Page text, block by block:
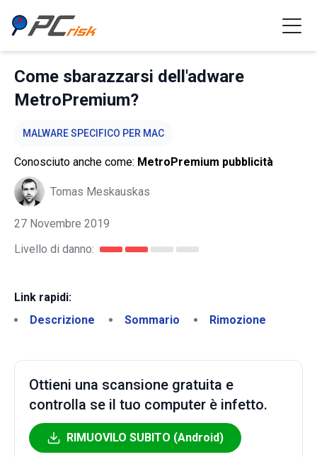
Come sbarazzarsi dell'adware
MetroPremium?
MALWARE SPECIFICO PER MAC
Conosciuto anche come: MetroPremium pubblicità
Tomas Meskauskas
27 Novembre 2019
Livello di danno:
Link rapidi:
Descrizione
Sommario Rimozione
Ottieni una scansione gratuita e
controlla se il tuo computer è infetto.
RIMUOVILO SUBITO (Android)